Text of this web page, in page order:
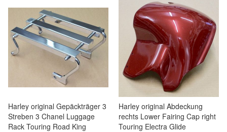
Harley original Gepäckträger 3
Streben 3 Chanel Luggage
Rack Touring Road King
Harley original Abdeckung
rechts Lower Fairing Cap right
Touring Electra Glide